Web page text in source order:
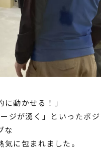
に動かせる！」
ジが湧く」といったポジ
な
に包まれました。